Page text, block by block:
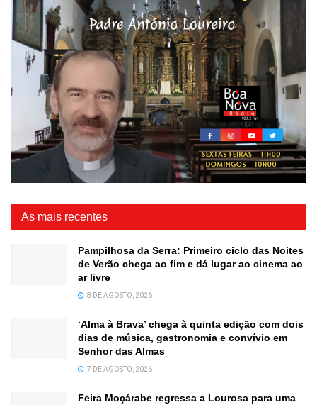
As mais recentes
Pampilhosa da Serra: Primeiro ciclo das Noites
de Verão chega ao fim e dá lugar ao cinema ao
ar livre
8 DE AGOSTO, 2026
‘Alma à Brava’ chega à quinta edição com dois
dias de música, gastronomia e convívio em
Senhor das Almas
7 DE AGOSTO, 2026
Feira Moçárabe regressa a Lourosa para uma